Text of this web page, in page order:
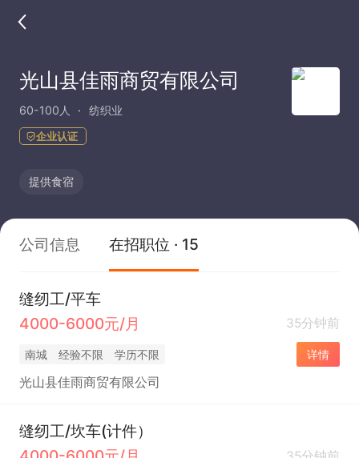
光山县佳雨商贸有限公司
60-100人 纺织业
企业认证
提供食宿
公司信息 在招职位 · 15
缝纫工/平车
4000-6000元/月
35分钟前
南城 经验不限 学历不限 详情
光山县佳雨商贸有限公司
缝纫工/坎车(计件）